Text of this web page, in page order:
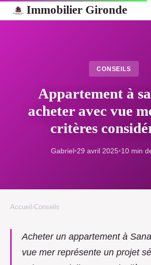
Immobilier Gironde
CONSEILS
Appartement à
acheter avec vue
critères
Gabriel•29 avril 2025•10 min
Accueil ›Conseils
Acheter un appartement à
vue mer représente un projet